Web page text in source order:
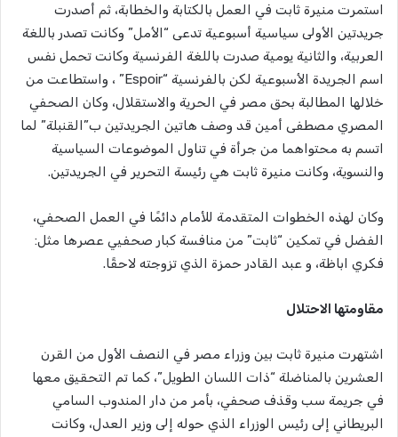
استمرت منيرة ثابت في العمل بالكتابة والخطابة، ثم أصدرت
جريدتين الأولى سياسية أسبوعية تدعى “الأمل” وكانت تصدر باللغة
العربية، والثانية يومية صدرت باللغة الفرنسية وكانت تحمل نفس
اسم الجريدة الأسبوعية لكن بالفرنسية “Espoir” ، واستطاعت من
خلالها المطالبة بحق مصر في الحرية والاستقلال، وكان الصحفي
المصري مصطفى أمين قد وصف هاتين الجريدتين ب”القنبلة” لما
اتسم به محتواهما من جرأة في تناول الموضوعات السياسية
والنسوية، وكانت منيرة ثابت هي رئيسة التحرير في الجريدتين.
وكان لهذه الخطوات المتقدمة للأمام دائمًا في العمل الصحفي،
الفضل في تمكين “ثابت” من منافسة كبار صحفيي عصرها مثل:
فكري اباظة، و عبد القادر حمزة الذي تزوجته لاحقًا.
مقاومتها الاحتلال
اشتهرت منيرة ثابت بين وزراء مصر في النصف الأول من القرن
العشرين بالمناضلة “ذات اللسان الطويل”، كما تم التحقيق معها
في جريمة سب وقذف صحفي، بأمر من دار المندوب السامي
البريطاني إلى رئيس الوزراء الذي حوله إلى وزير العدل، وكانت